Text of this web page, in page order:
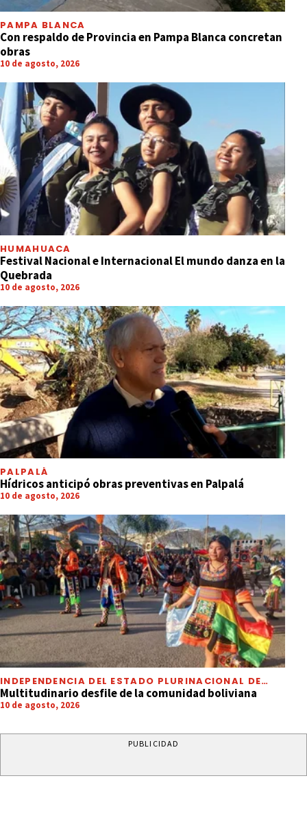
PAMPA BLANCA
Con respaldo de Provincia en Pampa Blanca concretan
obras
10 de agosto, 2026
HUMAHUACA
Festival Nacional e Internacional El mundo danza en la
Quebrada
10 de agosto, 2026
PALPALÁ
Hídricos anticipó obras preventivas en Palpalá
10 de agosto, 2026
INDEPENDENCIA DEL ESTADO PLURINACIONAL DE
BOLIVIA
Multitudinario desfile de la comunidad boliviana
10 de agosto, 2026
PUBLICIDAD